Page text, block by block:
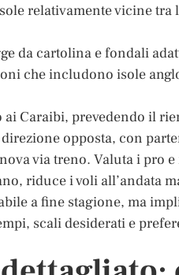
relativamente vicine
da cartolina e fondali
che includono isole
Caraibi, prevedendo il
opposta, con
via treno. Valuta i pro
riduce i voli
a fine stagione, ma
scali desiderati e